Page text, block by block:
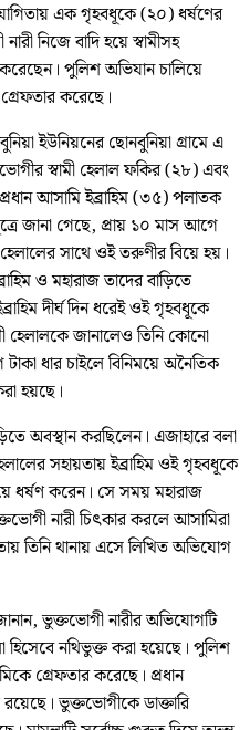
এক গৃহবধূকে (২০) ধর্ষণের
নিজে বাদি হয়ে স্বামীসহ
পুলিশ অভিযান চালিয়ে
করেছে।
ইউনিয়নের ছোনবুনিয়া গ্রামে এ
স্বামী হেলাল ফকির (২৮) এবং
আসামি ইব্রাহিম (৩৫) পলাতক
জানা গেছে, প্রায় ১০ মাস আগে
সাথে ওই তরুণীর বিয়ে হয়।
ও মহারাজ তাদের বাড়িতে
দীর্ঘ দিন ধরেই ওই গৃহবধূকে
হেলালকে জানালেও তিনি কোনো
ধার চাইলে বিনিময়ে অনৈতিক
হয়ছে।
অবস্থান করছিলেন। এজাহারে বলা
সহায়তায় ইব্রাহিম ওই গৃহবধূকে
ধর্ষণ করেন। সে সময় মহারাজ
নারী চিৎকার করলে আসামিরা
তিনি থানায় এসে লিখিত অভিযোগ
ভুক্তভোগী নারীর অভিযোগটি
হিসেবে নথিভুক্ত করা হয়েছে। পুলিশ
গ্রেফতার করেছে। প্রধান
ভুক্তভোগীকে ডাক্তারি